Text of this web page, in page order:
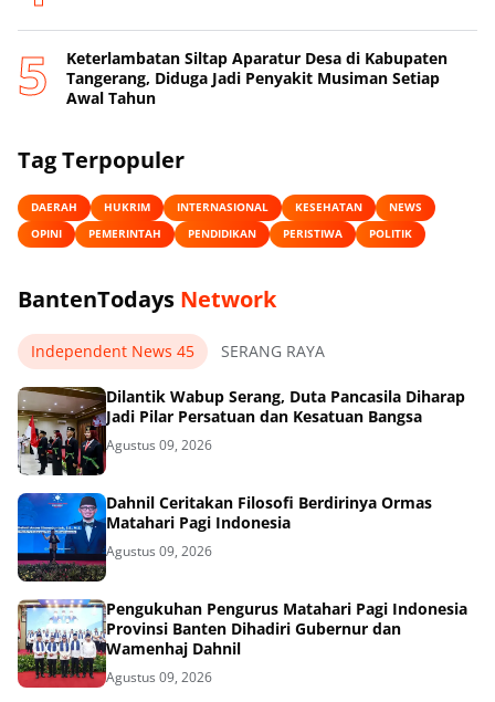
Keterlambatan Siltap Aparatur Desa di Kabupaten
Tangerang, Diduga Jadi Penyakit Musiman Setiap
Awal Tahun
Tag Terpopuler
DAERAH HUKRIM INTERNASIONAL KESEHATAN
NEWS
OPINI
PEMERINTAH PENDIDIKAN PERISTIWA POLITIK
BantenTodays Network
Independent News 45 SERANG RAYA
Dilantik Wabup Serang, Duta Pancasila Diharap
Jadi Pilar Persatuan dan Kesatuan Bangsa
Agustus 09, 2026
Dahnil Ceritakan Filosofi Berdirinya Ormas
Matahari Pagi Indonesia
Agustus 09, 2026
Pengukuhan Pengurus Matahari Pagi Indonesia
Provinsi Banten Dihadiri Gubernur dan
Wamenhaj Dahnil
Agustus 09, 2026